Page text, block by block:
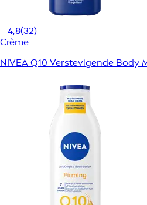
4,8(32)
Crème
NIVEA Q10 Verstevigende Body